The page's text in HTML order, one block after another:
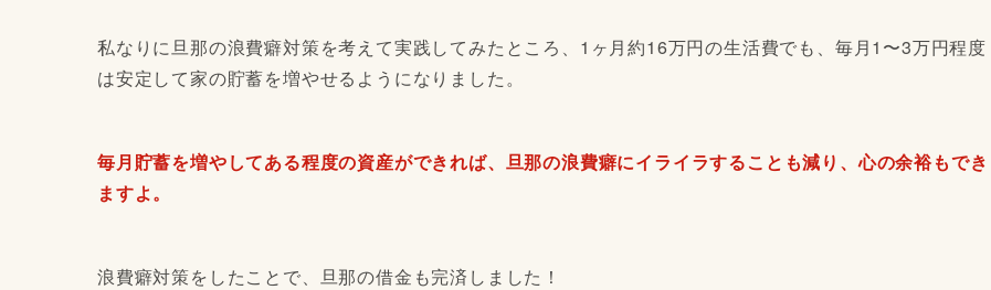
私なりに旦那の浪費癖対策を考えて実践してみたところ、1ヶ月約16万円の生活費でも、毎月1〜3万円程度
は安定して家の貯蓄を増やせるようになりました。
毎月貯蓄を増やしてある程度の資産ができれば、旦那の浪費癖にイライラすることも減り、心の余裕もでき
ますよ。
浪費癖対策をしたことで、旦那の借金も完済しました！